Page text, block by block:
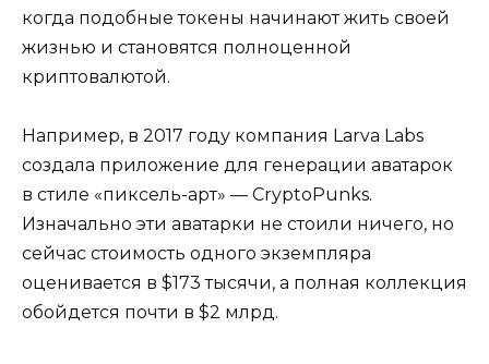
когда подобные токены начинают жить своей
жизнью и становятся полноценной
криптовалютой.
Например, в 2017 году компания Larva Labs
создала приложение для генерации аватарок
в стиле «пиксель-арт» — CryptoPunks.
Изначально эти аватарки не стоили ничего, но
сейчас стоимость одного экземпляра
оценивается в $173 тысячи, а полная коллекция
обойдется почти в $2 млрд.